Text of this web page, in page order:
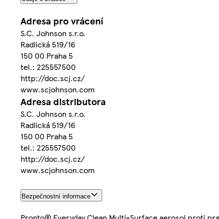
Adresa pro vrácení
S.C. Johnson s.r.o.
Radlická 519/16
150 00 Praha 5
tel.: 225557500
http://doc.scj.cz/
www.scjohnson.com
Adresa distributora
S.C. Johnson s.r.o.
Radlická 519/16
150 00 Praha 5
tel.: 225557500
http://doc.scj.cz/
www.scjohnson.com
Bezpečnostní informace